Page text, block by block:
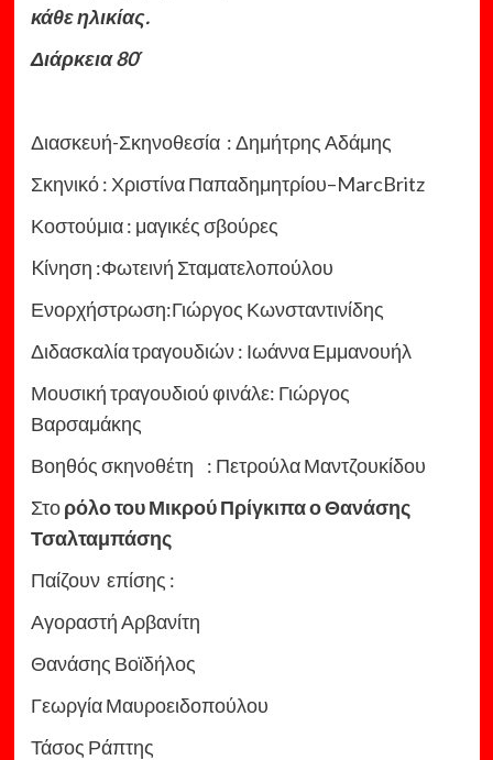
κάθε ηλικίας.
Διάρκεια 80΄
Διασκευή-Σκηνοθεσία : Δημήτρης Αδάμης
Σκηνικό : Χριστίνα Παπαδημητρίου–MarcBritz
Κοστούμια : μαγικές σβούρες
Kίνηση :Φωτεινή Σταματελοπούλου
Ενορχήστρωση:Γιώργος Κωνσταντινίδης
Διδασκαλία τραγουδιών : Ιωάννα Εμμανουήλ
Μουσική τραγουδιού φινάλε: Γιώργος
Βαρσαμάκης
Βοηθός σκηνοθέτη : Πετρούλα Μαντζουκίδου
Στορόλο του Μικρού Πρίγκιπαο Θανάσης
Τσαλταμπάσης
Παίζουν επίσης :
Αγοραστή Αρβανίτη
Θανάσης Βοϊδήλος
Γεωργία Μαυροειδοπούλου
Τάσος Ράπτης